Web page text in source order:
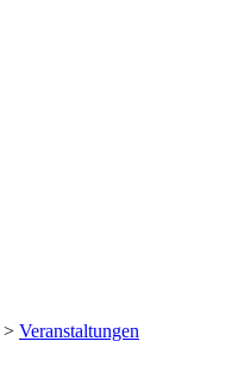
> Veranstaltungen